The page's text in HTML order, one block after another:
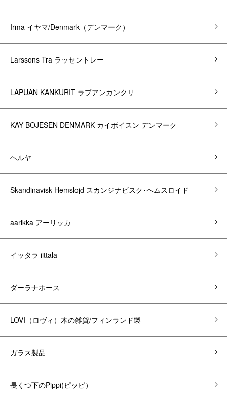
Irma イヤマ/Denmark（デンマーク）
Larssons Tra ラッセントレー
LAPUAN KANKURIT ラプアンカンクリ
KAY BOJESEN DENMARK カイボイスン デンマーク
ヘルヤ
Skandinavisk Hemslojd スカンジナビスク･ヘムスロイド
aarikka アーリッカ
イッタラ iittala
ダーラナホース
LOVI（ロヴィ）木の雑貨/フィンランド製
ガラス製品
長くつ下のPippi(ピッピ）